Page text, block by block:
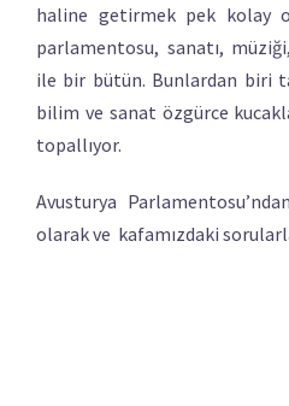
haline getirmek pek kolay
parlamentosu, sanatı,
ile bir bütün. Bunlardan biri
bilim ve sanat özgürce
topallıyor.
Avusturya
olarak ve kafamızdaki